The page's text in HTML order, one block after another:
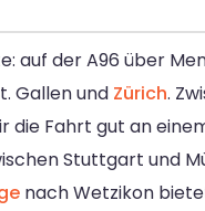
auf der A96 über
Gallen und Zürich.
Fahrt gut an
Stuttgart und
nach Wetzikon